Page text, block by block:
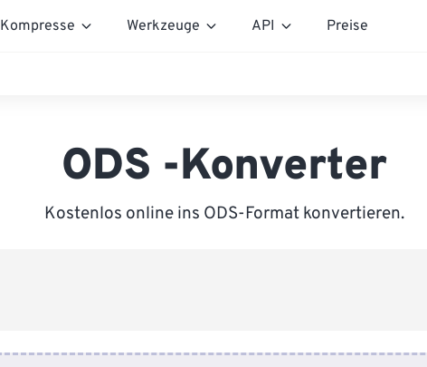
Kompresse Werkzeuge API Preise
ODS -Konverter
Kostenlos online ins ODS-Format konvertieren.